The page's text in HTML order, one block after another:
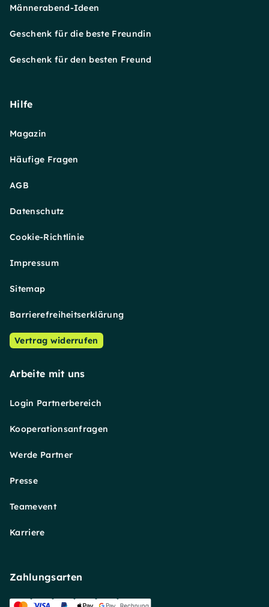
Männerabend-Ideen
Geschenk für die beste Freundin
Geschenk für den besten Freund
Hilfe
Magazin
Häufige Fragen
AGB
Datenschutz
Cookie-Richtlinie
Impressum
Sitemap
Barrierefreiheitserklärung
Vertrag widerrufen
Arbeite mit uns
Login Partnerbereich
Kooperationsanfragen
Werde Partner
Presse
Teamevent
Karriere
Zahlungsarten